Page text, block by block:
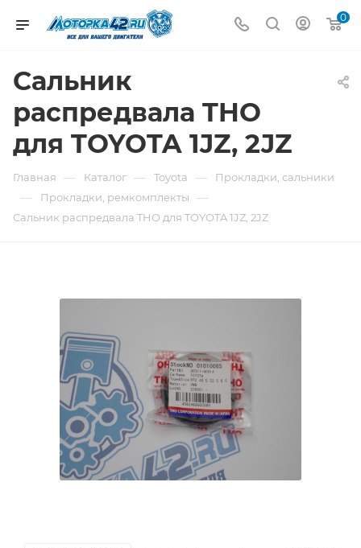
0
Сальник
распредвала THO
для TOYOTA 1JZ, 2JZ
Главная — Каталог — Toyota — Прокладки, сальники
— Прокладки, ремкомплекты —
Сальник распредвала THO для TOYOTA 1JZ, 2JZ